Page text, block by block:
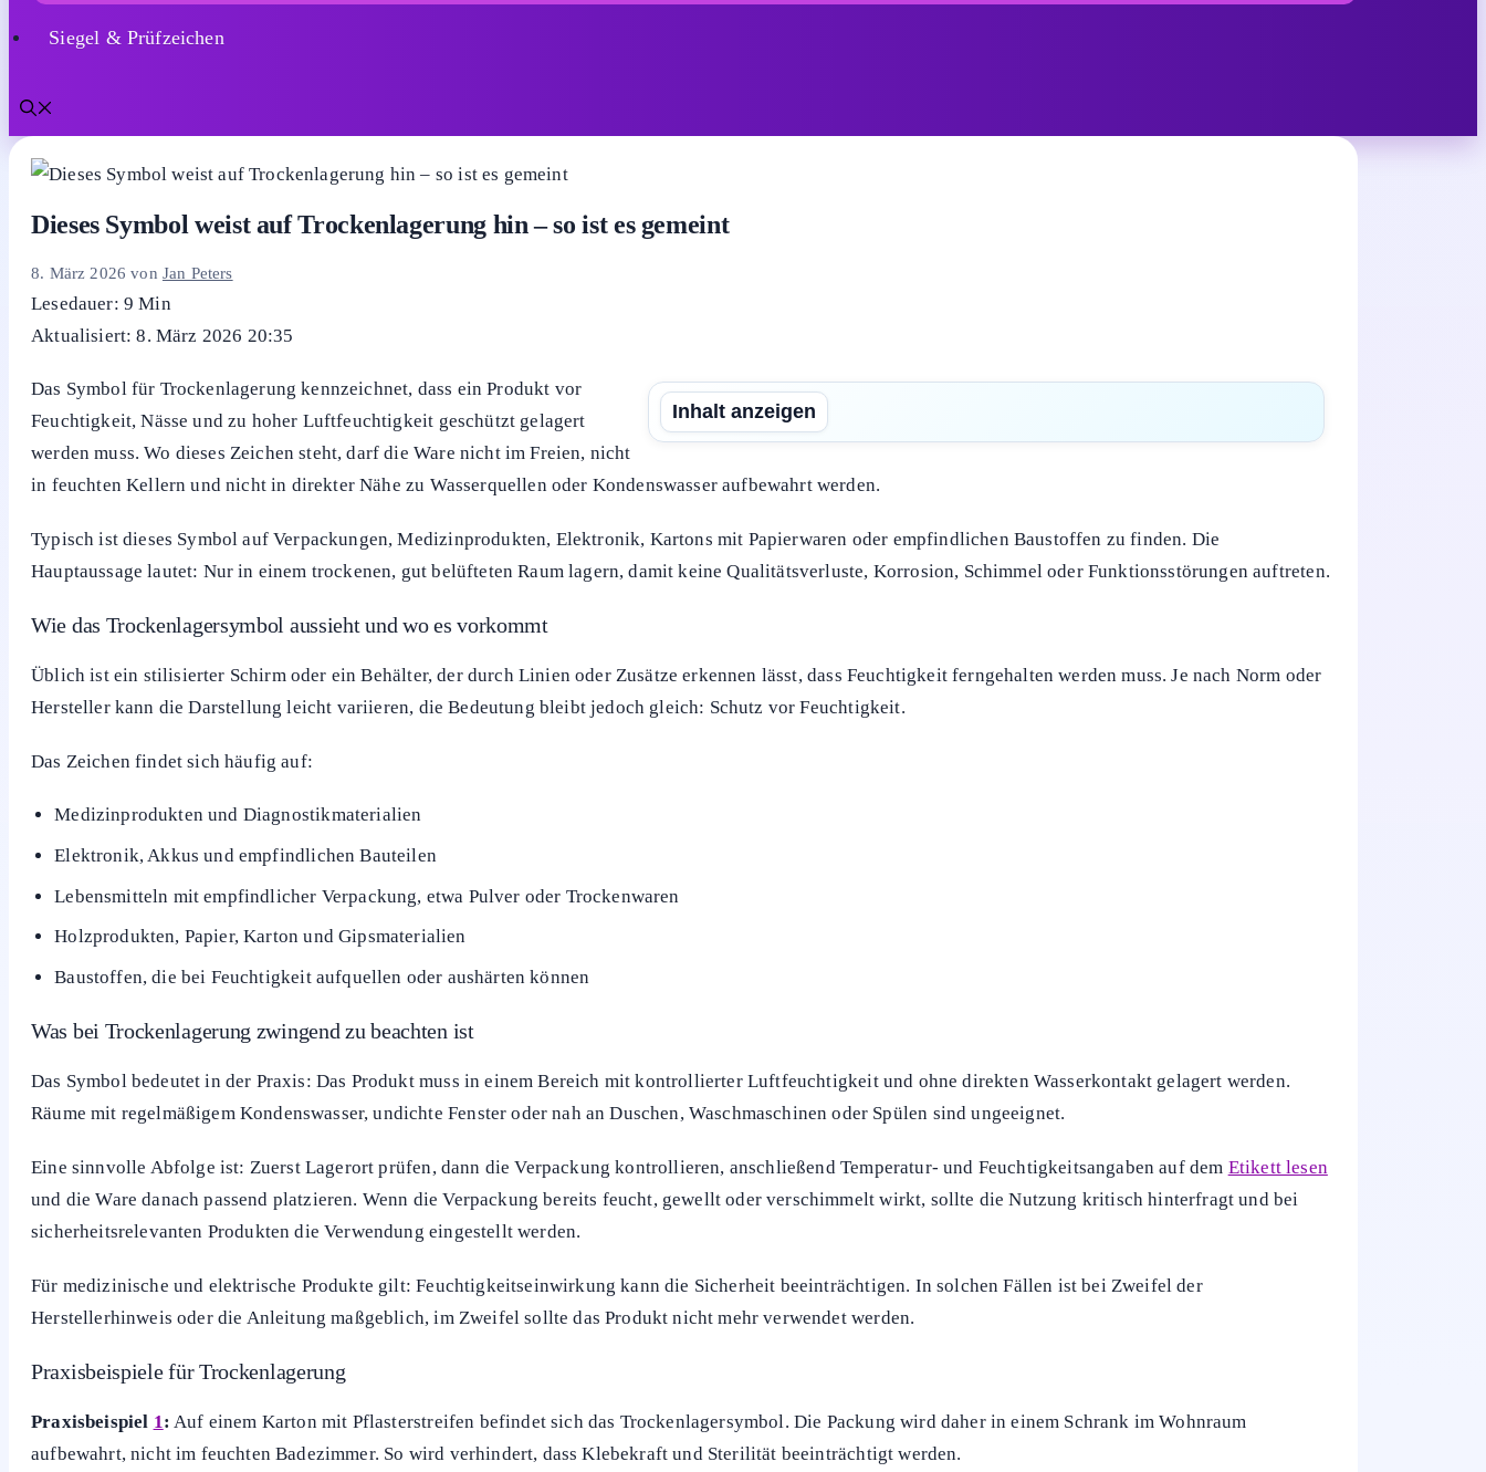
Siegel & Prüfzeichen
Dieses Symbol weist auf Trockenlagerung hin – so ist es gemeint
8. März 2026 von Jan Peters
Lesedauer: 9 Min
Aktualisiert: 8. März 2026 20:35
Inhalt anzeigen
Das Symbol für Trockenlagerung kennzeichnet, dass ein Produkt vor
Feuchtigkeit, Nässe und zu hoher Luftfeuchtigkeit geschützt gelagert
werden muss. Wo dieses Zeichen steht, darf die Ware nicht im Freien, nicht
in feuchten Kellern und nicht in direkter Nähe zu Wasserquellen oder Kondenswasser aufbewahrt werden.
Typisch ist dieses Symbol auf Verpackungen, Medizinprodukten, Elektronik, Kartons mit Papierwaren oder empfindlichen Baustoffen zu finden. Die
Hauptaussage lautet: Nur in einem trockenen, gut belüfteten Raum lagern, damit keine Qualitätsverluste, Korrosion, Schimmel oder Funktionsstörungen auftreten.
Wie das Trockenlagersymbol aussieht und wo es vorkommt
Üblich ist ein stilisierter Schirm oder ein Behälter, der durch Linien oder Zusätze erkennen lässt, dass Feuchtigkeit ferngehalten werden muss. Je nach Norm oder
Hersteller kann die Darstellung leicht variieren, die Bedeutung bleibt jedoch gleich: Schutz vor Feuchtigkeit.
Das Zeichen findet sich häufig auf:
Medizinprodukten und Diagnostikmaterialien
Elektronik, Akkus und empfindlichen Bauteilen
Lebensmitteln mit empfindlicher Verpackung, etwa Pulver oder Trockenwaren
Holzprodukten, Papier, Karton und Gipsmaterialien
Baustoffen, die bei Feuchtigkeit aufquellen oder aushärten können
Was bei Trockenlagerung zwingend zu beachten ist
Das Symbol bedeutet in der Praxis: Das Produkt muss in einem Bereich mit kontrollierter Luftfeuchtigkeit und ohne direkten Wasserkontakt gelagert werden.
Räume mit regelmäßigem Kondenswasser, undichte Fenster oder nah an Duschen, Waschmaschinen oder Spülen sind ungeeignet.
Eine sinnvolle Abfolge ist: Zuerst Lagerort prüfen, dann die Verpackung kontrollieren, anschließend Temperatur- und Feuchtigkeitsangaben auf dem Etikett lesen
und die Ware danach passend platzieren. Wenn die Verpackung bereits feucht, gewellt oder verschimmelt wirkt, sollte die Nutzung kritisch hinterfragt und bei
sicherheitsrelevanten Produkten die Verwendung eingestellt werden.
Für medizinische und elektrische Produkte gilt: Feuchtigkeitseinwirkung kann die Sicherheit beeinträchtigen. In solchen Fällen ist bei Zweifel der
Herstellerhinweis oder die Anleitung maßgeblich, im Zweifel sollte das Produkt nicht mehr verwendet werden.
Praxisbeispiele für Trockenlagerung
Praxisbeispiel 1: Auf einem Karton mit Pflasterstreifen befindet sich das Trockenlagersymbol. Die Packung wird daher in einem Schrank im Wohnraum
aufbewahrt, nicht im feuchten Badezimmer. So wird verhindert, dass Klebekraft und Sterilität beeinträchtigt werden.